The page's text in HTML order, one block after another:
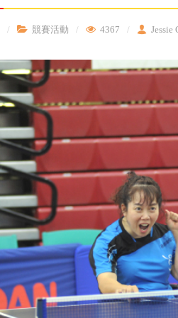
競賽活動 4367 Jessie